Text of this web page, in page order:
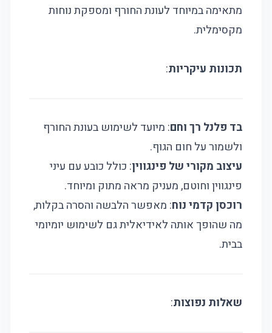
מתאימה במיוחד לעונת החורף ומספקת נוחות
מקסימלית.
תכונות עיקריות:
בד פלנל רך וחם: מיועד לשימוש בעונת החורף
ולשמור על חום הגוף.
עיצוב מקורי של פינגווין: כולל כובע עם עיני
פינגווין וחוטם, מעניק מראה מתוק ומיוחד.
רוכסן קדמי נוח: מאפשר הלבשה והסרה בקלות,
מה שהופך אותה לאידיאלית גם לשימוש יומיומי
בבית.
שאלות נפוצות: